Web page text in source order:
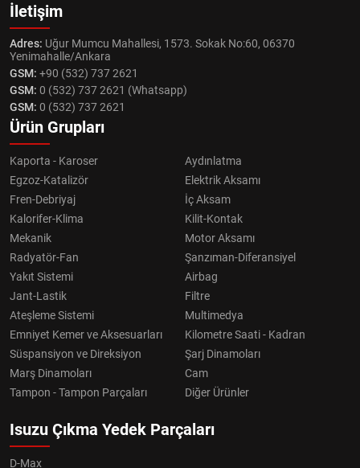
İletişim
Adres: Uğur Mumcu Mahallesi, 1573. Sokak No:60, 06370
Yenimahalle/Ankara
GSM: +90 (532) 737 2621
GSM: 0 (532) 737 2621 (Whatsapp)
GSM: 0 (532) 737 2621
Ürün Grupları
Kaporta - Karoser
Aydınlatma
Egzoz-Katalizör
Elektrik Aksamı
Fren-Debriyaj
İç Aksam
Kalorifer-Klima
Kilit-Kontak
Mekanik
Motor Aksamı
Radyatör-Fan
Şanzıman-Diferansiyel
Yakıt Sistemi
Airbag
Jant-Lastik
Filtre
Ateşleme Sistemi
Multimedya
Emniyet Kemer ve Aksesuarları
Kilometre Saati - Kadran
Süspansiyon ve Direksiyon
Şarj Dinamoları
Marş Dinamoları
Cam
Tampon - Tampon Parçaları
Diğer Ürünler
Isuzu Çıkma Yedek Parçaları
D-Max